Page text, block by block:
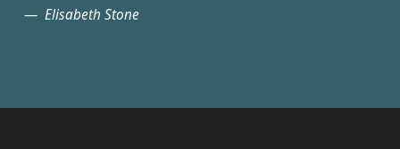
Elisabeth Stone